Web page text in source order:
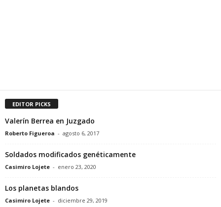
EDITOR PICKS
Valerín Berrea en Juzgado
Roberto Figueroa - agosto 6, 2017
Soldados modificados genéticamente
Casimiro Lojete - enero 23, 2020
Los planetas blandos
Casimiro Lojete - diciembre 29, 2019